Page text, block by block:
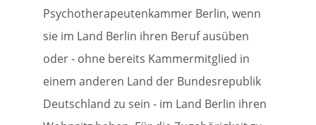
Psychotherapeutenkammer Berlin, wenn
sie im Land Berlin ihren Beruf ausüben
oder - ohne bereits Kammermitglied in
einem anderen Land der Bundesrepublik
Deutschland zu sein - im Land Berlin ihren